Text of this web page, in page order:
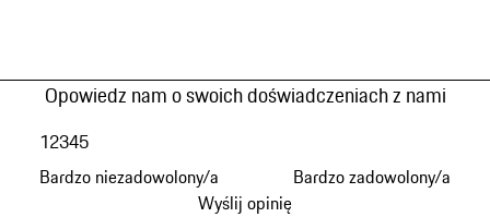
Opowiedz nam o swoich doświadczeniach z nami
Bardzo niezadowolony/a
12345
Bardzo zadowolony/a
Wyślij opinię